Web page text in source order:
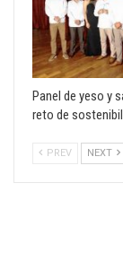
Panel de yeso y
reto de
PREV NEXT